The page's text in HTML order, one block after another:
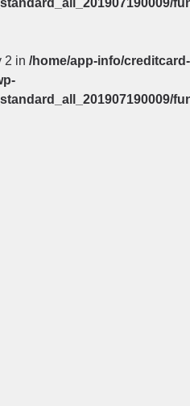
2 in /home/app-info/creditcard-